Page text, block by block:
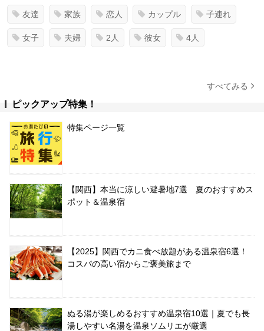
友達 家族 恋人 カップル 子連れ
女子 夫婦 2人 彼女 4人
すべてみる
ピックアップ特集！
特集ページ一覧
【関西】本当に涼しい避暑地7選 夏のおすすめス
ポット＆温泉宿
【2025】関西でカニ食べ放題がある温泉宿6選！
コスパの高い宿からご褒美旅まで
ぬる湯が楽しめるおすすめ温泉宿10選｜夏でも長
湯しやすい名湯を温泉ソムリエが厳選